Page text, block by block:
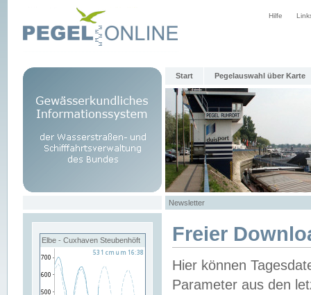
Hilfe
Start Pegelauswahl über Karte
Newsletter
Elbe - Cuxhaven Steubenhöft Freier
Hier können
Parameter aus den